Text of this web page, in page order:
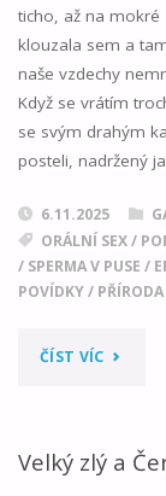
ticho, až na mokré
klouzala sem a
naše vzdechy
Když se vrátím
se svým drahým
posteli, nadržený
6.11.2025
ORÁLNÍ SEX/
/ SPERMA V PUSE /
POVÍDKY/ PŘÍRODA
ČÍST VÍC"LETNÍ
01"
Velký zlý a